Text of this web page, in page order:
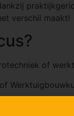
verschil maakt!
of